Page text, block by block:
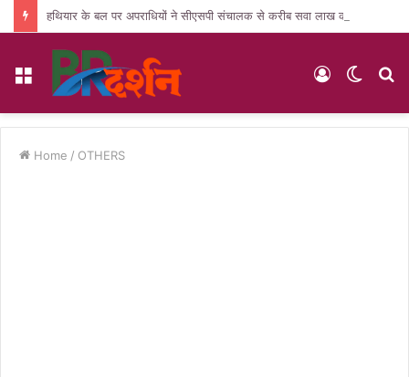
Menu
Switch
Log
Home / OTHERS